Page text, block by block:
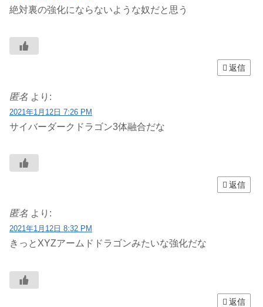
絶対裏の強化にならないような奴だと思う
返信
匿名 より:
2021年1月12日 7:26 PM
サイバーダークドラゴン3体融合だな
返信
匿名 より:
2021年1月12日 8:32 PM
きっとXYZアームドドラゴンみたいな強化だな
返信